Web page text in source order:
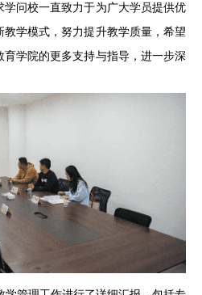
问校一直致力于为广大学员提供优
教学模式，努力提升教学质量，希望
学院的更多支持与指导，进一步深